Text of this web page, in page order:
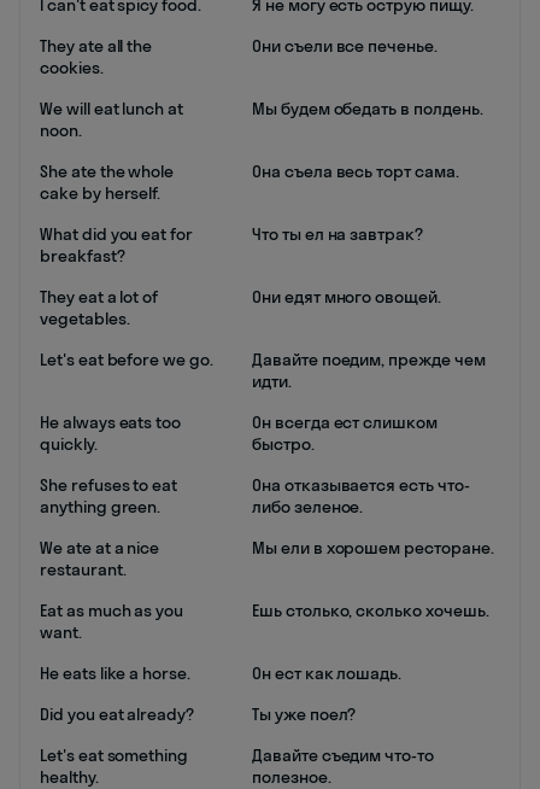
I can't eat spicy food.
Я не могу есть острую пищу.
They ate all the
cookies.
Они съели все печенье.
We will eat lunch at
noon.
Мы будем обедать в полдень.
She ate the whole
cake by herself.
Она съела весь торт сама.
What did you eat for
breakfast?
Что ты ел на завтрак?
They eat a lot of
vegetables.
Они едят много овощей.
Let's eat before we go.
Давайте поедим, прежде чем
идти.
He always eats too
quickly.
Он всегда ест слишком
быстро.
She refuses to eat
anything green.
Она отказывается есть что-
либо зеленое.
We ate at a nice
restaurant.
Мы ели в хорошем ресторане.
Eat as much as you
want.
Ешь столько, сколько хочешь.
He eats like a horse.
Он ест как лошадь.
Did you eat already?
Ты уже поел?
Let's eat something
healthy.
Давайте съедим что-то
полезное.